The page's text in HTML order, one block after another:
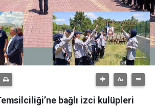
bağlı izci kulüpleri